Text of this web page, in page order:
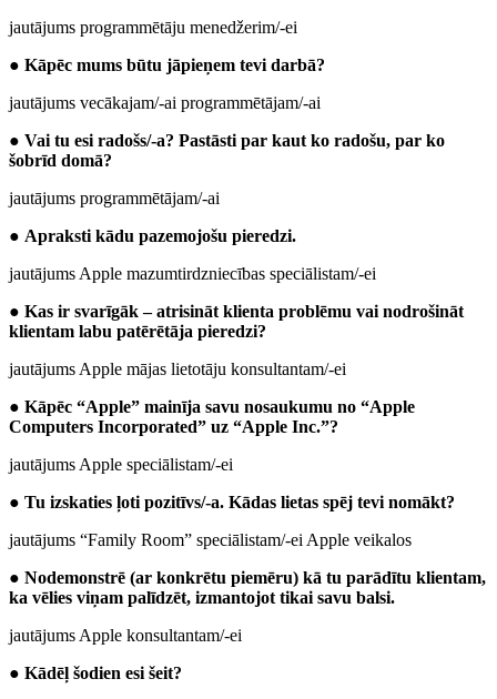
jautājums programmētāju menedžerim/-ei
● Kāpēc mums būtu jāpieņem tevi darbā?
jautājums vecākajam/-ai programmētājam/-ai
● Vai tu esi radošs/-a? Pastāsti par kaut ko radošu, par ko
šobrīd domā?
jautājums programmētājam/-ai
● Apraksti kādu pazemojošu pieredzi.
jautājums Apple mazumtirdzniecības speciālistam/-ei
● Kas ir svarīgāk – atrisināt klienta problēmu vai nodrošināt
klientam labu patērētāja pieredzi?
jautājums Apple mājas lietotāju konsultantam/-ei
● Kāpēc “Apple” mainīja savu nosaukumu no “Apple
Computers Incorporated” uz “Apple Inc.”?
jautājums Apple speciālistam/-ei
● Tu izskaties ļoti pozitīvs/-a. Kādas lietas spēj tevi nomākt?
jautājums “Family Room” speciālistam/-ei Apple veikalos
● Nodemonstrē (ar konkrētu piemēru) kā tu parādītu klientam,
ka vēlies viņam palīdzēt, izmantojot tikai savu balsi.
jautājums Apple konsultantam/-ei
● Kādēļ šodien esi šeit?